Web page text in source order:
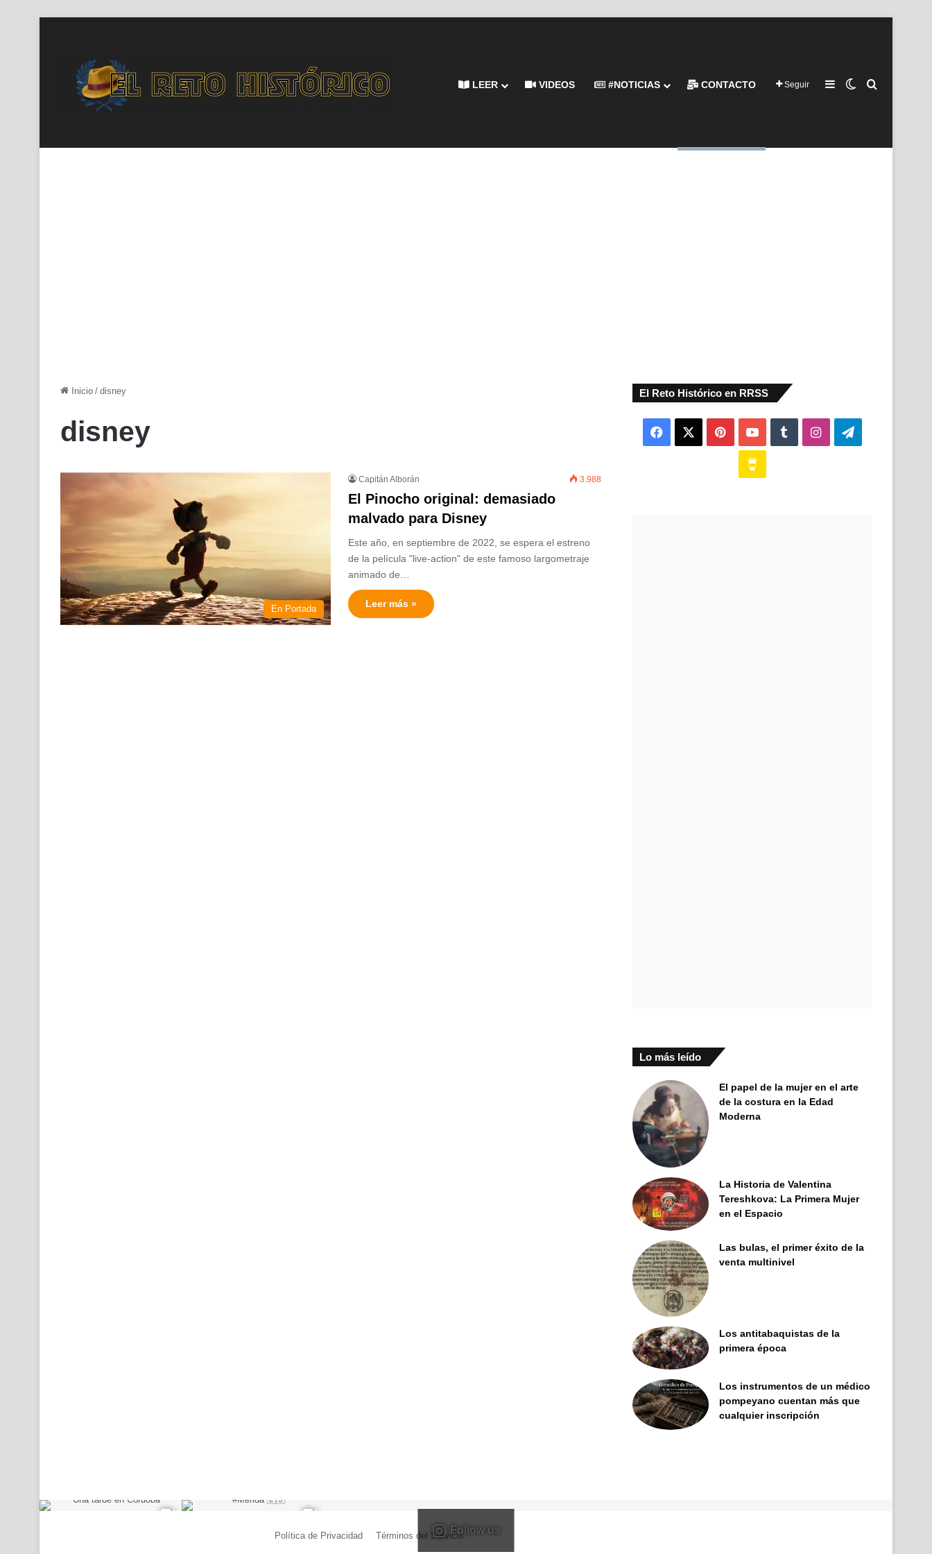
LEER VIDEOS #NOTICIAS CONTACTO Seguir Barra lateral
Switch skin
Inicio / disney
disney
En Portada
Capitán Alborán 3.988
El Pinocho original: demasiado
malvado para Disney
Este año, en septiembre de 2022, se espera el estreno
de la película "live-action" de este famoso largometraje
animado de…
Leer más »
El Reto Histórico en RRSS
Facebook PinterestYouTubeTumblrInstagramTelegram
Lo más leído
El papel de la mujer en el arte
de la costura en la Edad
Moderna
La Historia de Valentina
Tereshkova: La Primera Mujer
en el Espacio
Las bulas, el primer éxito de la
venta multinivel
Los antitabaquistas de la
primera época
Los instrumentos de un médico
pompeyano cuentan más que
cualquier inscripción
Follow us
Política de Privacidad Términos del Servicio| Creado por Miguel Ángel Ferreiro